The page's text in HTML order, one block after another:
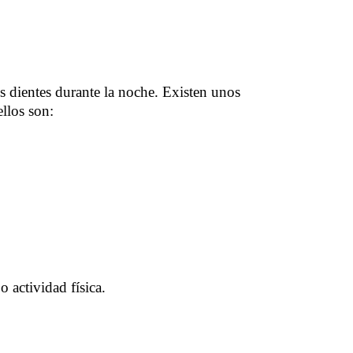
dientes durante la noche. Existen unos
son:
actividad física.